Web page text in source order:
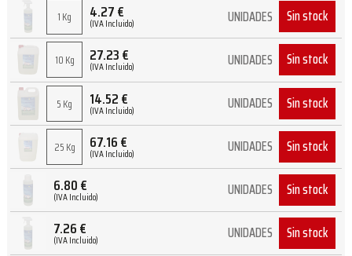
1 Kg 4.27€
(IVA Incluido) UNIDADES Sin stock
10 Kg 27.23€
(IVA Incluido) UNIDADES Sin stock
5 Kg 14.52€
(IVA Incluido) UNIDADES Sin stock
25 Kg 67.16€
(IVA Incluido) UNIDADES Sin stock
6.80€
(IVA Incluido) UNIDADES Sin stock
7.26€
(IVA Incluido) UNIDADES Sin stock